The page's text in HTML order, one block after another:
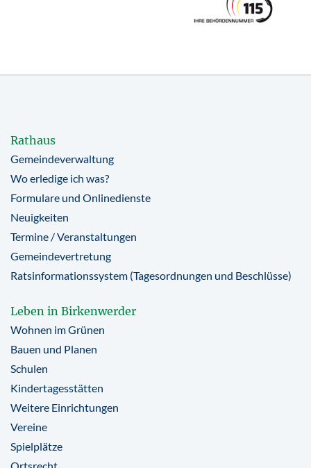
Rathaus
Gemeindeverwaltung
Wo erledige ich was?
Formulare und Onlinedienste
Neuigkeiten
Termine / Veranstaltungen
Gemeindevertretung
Ratsinformationssystem (Tagesordnungen und Beschlüsse)
Leben in Birkenwerder
Wohnen im Grünen
Bauen und Planen
Schulen
Kindertagesstätten
Weitere Einrichtungen
Vereine
Spielplätze